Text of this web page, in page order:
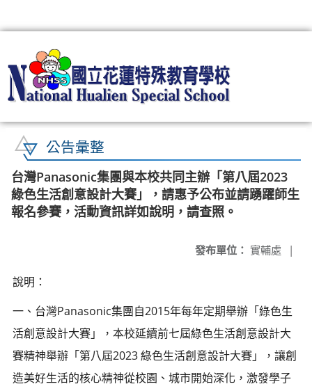
公告彙整
台灣Panasonic集團與本校共同主辦「第八屆2023
綠色生活創意設計大賽」，請惠予公布並請踴躍師生
報名參賽，活動資訊詳如說明，請查照。
發布單位： 實輔處 |
說明：
一、台灣Panasonic集團自2015年每年定期舉辦「綠色生
活創意設計大賽」，本校延續前七屆綠色生活創意設計大
賽精神舉辦「第八屆2023 綠色生活創意設計大賽」，讓創
造美好生活的核心精神從校園、城市開始深化，激發學子